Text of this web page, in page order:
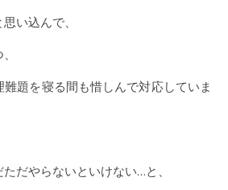
い込んで、
題を寝る間も惜しんで対応していま
ただやらないといけない…と、